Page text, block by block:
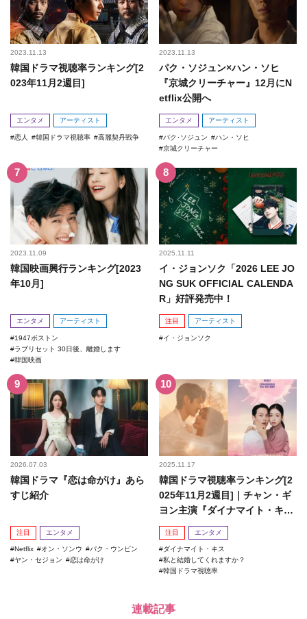
2023.11.13
韓国ドラマ視聴率ランキング[2
023年11月2週目]
エンタメ アーティスト
恋人 韓国ドラマ視聴率 高麗契丹戦争
2023.11.13
パク・ソジュン×ハン・ソヒ
『京城クリーチャー』12月にN
etflix公開へ
エンタメ アーティスト
パク･ソジュン
ハン・ソヒ
京城クリーチャー
2023.11.09
韓国映画興行ランキング[2023
年10月]
エンタメ アーティスト
1947ボストン
ラブリセット 30日後、離婚します
韓国映画
2025.11.11
イ・ジョンソク「2026 LEE JO
NG SUK OFFICIAL CALENDA
R」好評発売中！
注目 アーティスト
イ・ジョンソク
2026.07.03
韓国ドラマ『恋は命がけ』あら
すじ紹介
注目 エンタメ
Netflix オン・ソンウ
パク・ウンビン
ヤン・セジョン
恋は命がけ
2025.11.17
韓国ドラマ視聴率ランキング[2
025年11月2週目]｜チャン・ギ
ヨン主演『ダイナマイト・キ
ス』がランクイン！
注目 エンタメ
ダイナマイト・キス
私と結婚してくれますか？
韓国ドラマ視聴率
連載記事